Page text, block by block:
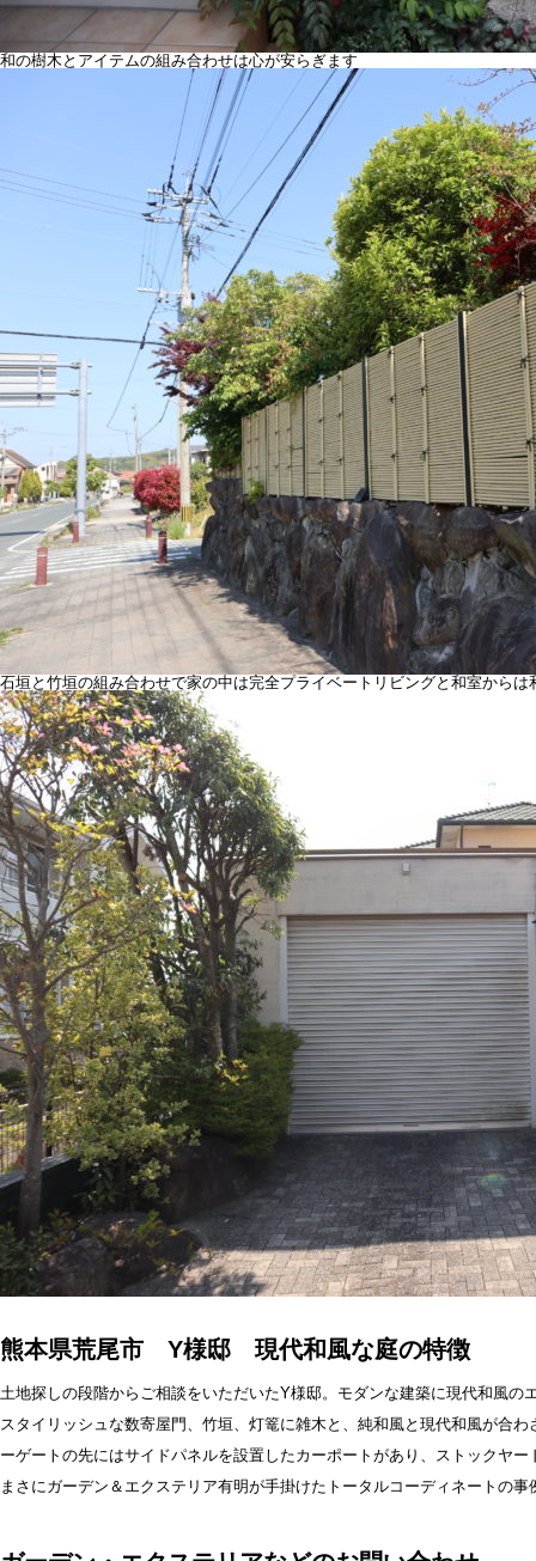
和の樹木とアイテムの組み合わせは心が安らぎます
石垣と竹垣の組み合わせで家の中は完全プライベートリビングと和室から
熊本県荒尾市 Y様邸 現代和風な庭の特徴
土地探しの段階からご相談をいただいたY様邸。モダンな建築に現代和風
スタイリッシュな数寄屋門、竹垣、灯篭に雑木と、純和風と現代和風が合
ーゲートの先にはサイドパネルを設置したカーポートがあり、ストックヤ
まさにガーデン＆エクステリア有明が手掛けたトータルコーディネートの事